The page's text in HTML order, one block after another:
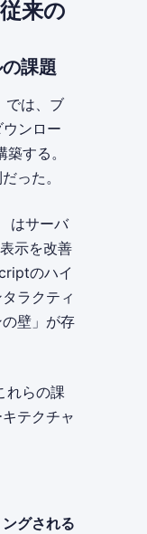
来の
課題
では、ブ
ンロー
する。
った。
はサーバ
示を改善
のハイ
ラクティ
壁」が存
れらの課
テクチャ
グされる